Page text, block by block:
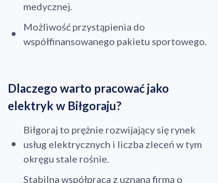
medycznej.
Możliwość przystąpienia do
współfinansowanego pakietu sportowego.
Dlaczego warto pracować jako
elektryk w Biłgoraju?
Biłgoraj to prężnie rozwijający się rynek
usług elektrycznych i liczba zleceń w tym
okręgu stale rośnie.
Stabilna współpraca z uznaną firmą o